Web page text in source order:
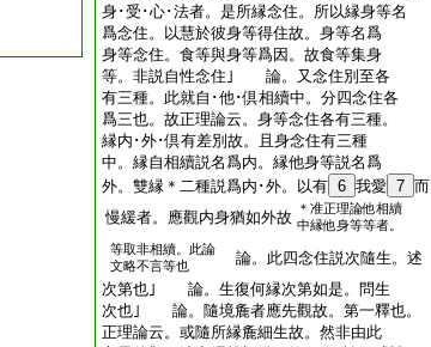
身･受･心･法者。是所縁念住。所以縁身等名
爲念住。以慧於彼身等得住故。身等名爲
身等念住。食等與身等爲因。故食等集身
等。非説自性念住｣ 論。又念住別至各
有三種。此就自･他･倶相續中。分四念住各
爲三也。故正理論云。身等念住各有三種。
縁内･外･倶有差別故。且身念住有三種
中。縁自相續説名爲内。縁他身等説名爲
外。雙縁＊二種説爲内･外。以有 6 我愛 7 而
慢緩者。應觀内身猶如外故
＊准正理論他相續
中縁他身等等者。
等取非相續。此論
文略不言等也
論。此四念住説次隨生。述
次第也｣ 論。生復何縁次第如是。問生
次也｣ 論。隨境麁者應先觀故。第一釋也。
正理論云。或隨所縁麁細生故。然非由此